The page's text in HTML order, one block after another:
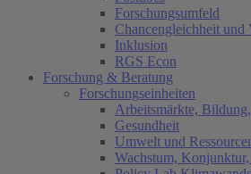
Forschungsumfeld
Chancengleichheit und
Inklusion
RGS Econ
Forschung & Beratung
Forschungseinheiten
Arbeitsmärkte,
Gesundheit
Umwelt und
Wachstum,